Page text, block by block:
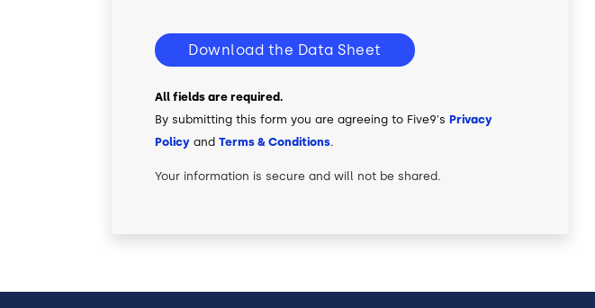
Download the Data Sheet
All fields are required.
By submitting this form you are agreeing to Five9'sPrivacy
Policy andTerms & Conditions.
Your information is secure and will not be shared.